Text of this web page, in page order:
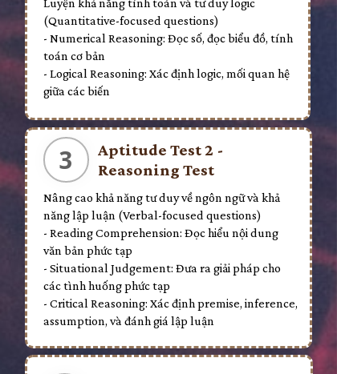
(Quantitative-focused questions)
- Numerical Reasoning: Đọc số, đọc biểu đồ, tính
toán cơ bản
- Logical Reasoning: Xác định logic, mối quan hệ
giữa các biến
Aptitude Test 2 -
Reasoning Test
Nâng cao khả năng tư duy về ngôn ngữ và khả
năng lập luận (Verbal-focused questions)
- Reading Comprehension: Đọc hiểu nội dung
văn bản phức tạp
- Situational Judgement: Đưa ra giải pháp cho
các tình huống phức tạp
- Critical Reasoning: Xác định premise, inference,
assumption, và đánh giá lập luận
3